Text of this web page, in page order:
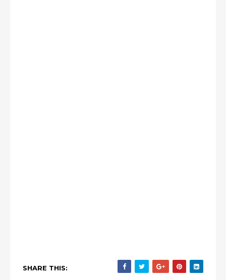
SHARE THIS: